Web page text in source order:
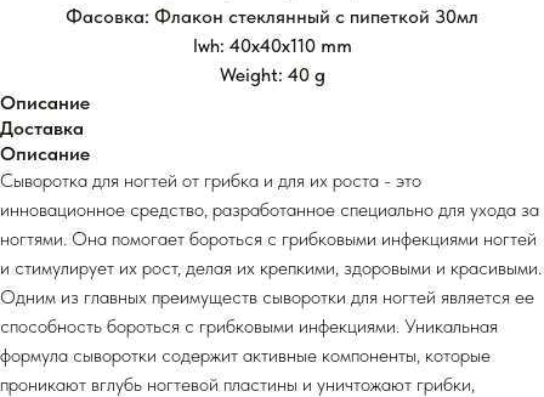
Фасовка: Флакон стеклянный с пипеткой 30мл
lwh: 40x40x110 mm
Weight: 40 g
Описание
Доставка
Описание
Сыворотка для ногтей от грибка и для их роста - это
инновационное средство, разработанное специально для ухода за
ногтями. Она помогает бороться с грибковыми инфекциями ногтей
и стимулирует их рост, делая их крепкими, здоровыми и красивыми.
Одним из главных преимуществ сыворотки для ногтей является ее
способность бороться с грибковыми инфекциями. Уникальная
формула сыворотки содержит активные компоненты, которые
проникают вглубь ногтевой пластины и уничтожают грибки,